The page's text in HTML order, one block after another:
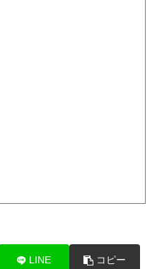
LINE コピー